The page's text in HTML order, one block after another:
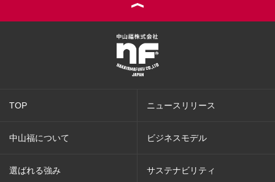
TOP ニュースリリース
中山福について ビジネスモデル
選ばれる強み サステナビリティ